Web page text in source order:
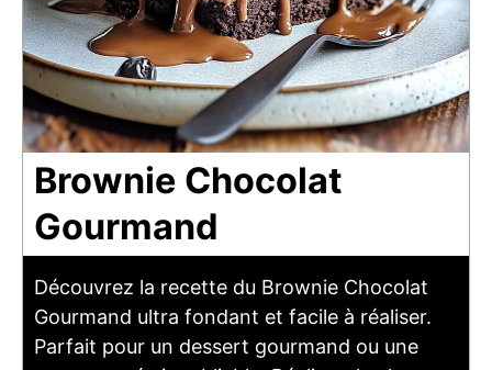
Brownie Chocolat
Gourmand
Découvrez la recette du Brownie Chocolat
Gourmand ultra fondant et facile à réaliser.
Parfait pour un dessert gourmand ou une